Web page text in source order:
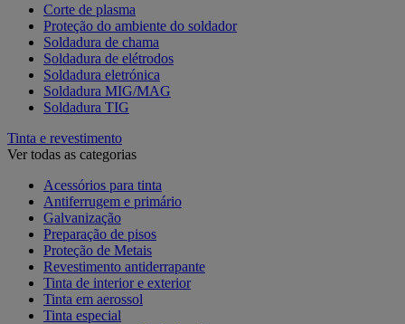
Corte de plasma
Proteção do ambiente do soldador
Soldadura de chama
Soldadura de elétrodos
Soldadura eletrónica
Soldadura MIG/MAG
Soldadura TIG
Tinta e revestimento
Ver todas as categorias
Acessórios para tinta
Antiferrugem e primário
Galvanização
Preparação de pisos
Proteção de Metais
Revestimento antiderrapante
Tinta de interior e exterior
Tinta em aerossol
Tinta especial